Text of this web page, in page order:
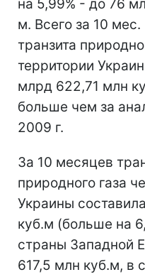
на 5,99% - до 76
м. Всего за 10
транзита
территории
млрд 622,71 млн
больше чем за
2009 г.
За 10 месяцев
природного газа
Украины
куб.м (больше на
страны Западной
617,5 млн куб.м, в